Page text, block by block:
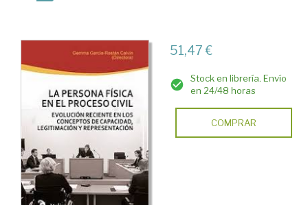
51,47 €
Stock en librería. Envío
en 24/48 horas
COMPRAR